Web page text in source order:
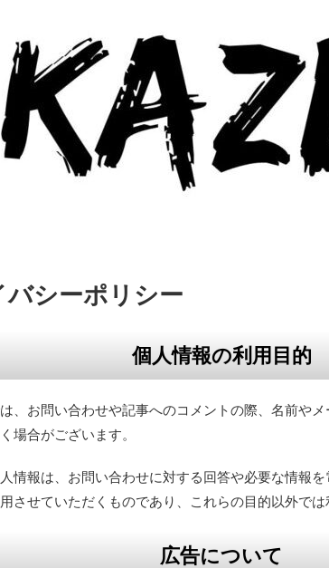
バシーポリシー
個人情報の利用目的
、お問い合わせや記事へのコメントの際、名前や
場合がございます。
情報は、お問い合わせに対する回答や必要な情報
させていただくものであり、これらの目的以外では
広告について